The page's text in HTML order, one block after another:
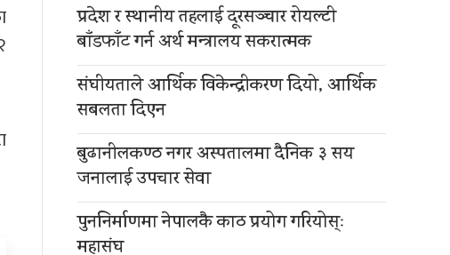
प्रदेश र स्थानीय तहलाई दूरसञ्चार रोयल्टी
बाँडफाँट गर्न अर्थ मन्त्रालय सकरात्मक
संघीयताले आर्थिक विकेन्द्रीकरण दियो, आर्थिक
सबलता दिएन
बुढानीलकण्ठ नगर अस्पतालमा दैनिक ३ सय
जनालाई उपचार सेवा
पुननिर्माणमा नेपालकै काठ प्रयोग गरियोस्ः
महासंघ